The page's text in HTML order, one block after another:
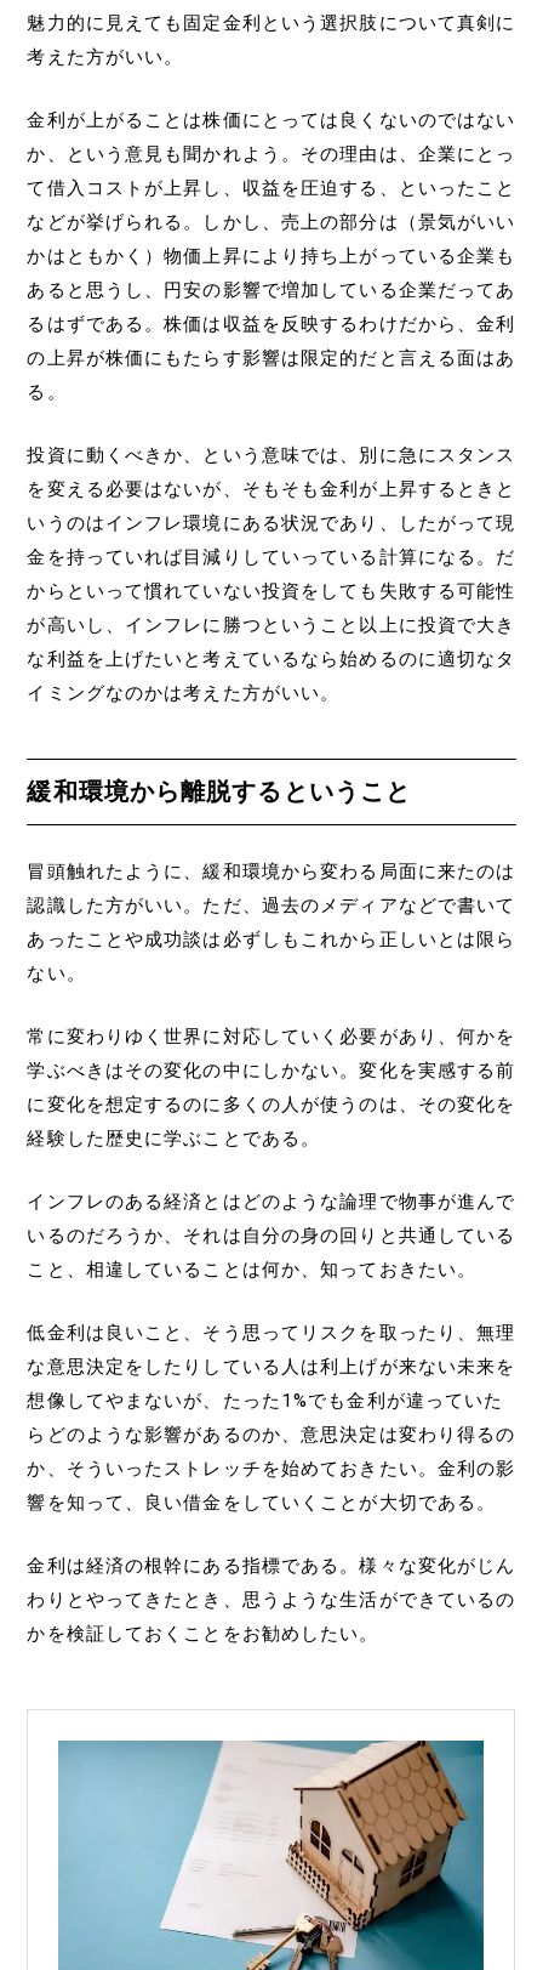
魅力的に見えても固定金利という選択肢について真剣に
考えた方がいい。
金利が上がることは株価にとっては良くないのではない
か、という意見も聞かれよう。その理由は、企業にとっ
て借入コストが上昇し、収益を圧迫する、といったこと
などが挙げられる。しかし、売上の部分は（景気がいい
かはともかく）物価上昇により持ち上がっている企業も
あると思うし、円安の影響で増加している企業だってあ
るはずである。株価は収益を反映するわけだから、金利
の上昇が株価にもたらす影響は限定的だと言える面はあ
る。
投資に動くべきか、という意味では、別に急にスタンス
を変える必要はないが、そもそも金利が上昇するときと
いうのはインフレ環境にある状況であり、したがって現
金を持っていれば目減りしていっている計算になる。だ
からといって慣れていない投資をしても失敗する可能性
が高いし、インフレに勝つということ以上に投資で大き
な利益を上げたいと考えているなら始めるのに適切なタ
イミングなのかは考えた方がいい。
緩和環境から離脱するということ
冒頭触れたように、緩和環境から変わる局面に来たのは
認識した方がいい。ただ、過去のメディアなどで書いて
あったことや成功談は必ずしもこれから正しいとは限ら
ない。
常に変わりゆく世界に対応していく必要があり、何かを
学ぶべきはその変化の中にしかない。変化を実感する前
に変化を想定するのに多くの人が使うのは、その変化を
経験した歴史に学ぶことである。
インフレのある経済とはどのような論理で物事が進んで
いるのだろうか、それは自分の身の回りと共通している
こと、相違していることは何か、知っておきたい。
低金利は良いこと、そう思ってリスクを取ったり、無理
な意思決定をしたりしている人は利上げが来ない未来を
想像してやまないが、たった1%でも金利が違っていた
らどのような影響があるのか、意思決定は変わり得るの
か、そういったストレッチを始めておきたい。金利の影
響を知って、良い借金をしていくことが大切である。
金利は経済の根幹にある指標である。様々な変化がじん
わりとやってきたとき、思うような生活ができているの
かを検証しておくことをお勧めしたい。